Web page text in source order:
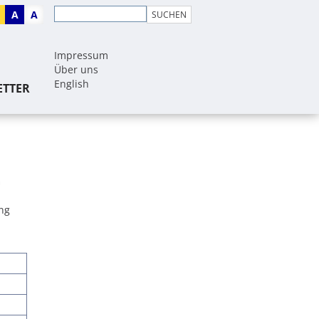
A A
Impressum
Über uns
English